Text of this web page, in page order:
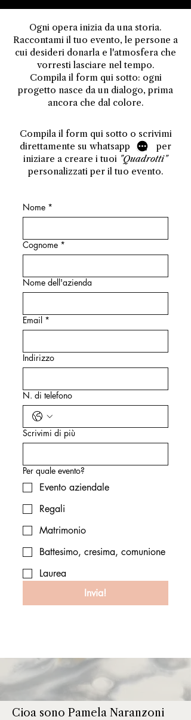
Ogni opera inizia da una storia.
Raccontami il tuo evento, le persone a
cui desideri donarla e l'atmosfera che
vorresti lasciare nel tempo.
Compila il form qui sotto: ogni
progetto nasce da un dialogo, prima
ancora che dal colore.
Compila il form qui sotto o scrivimi
direttamente su whatsapp per
iniziare a creare i tuoi "Quadrotti"
personalizzati per il tuo evento.
Nome *
Cognome *
Nome dell'azienda
Email *
Indirizzo
N. di telefono
Scrivimi di più
Per quale evento?
Evento aziendale
Regali
Matrimonio
Battesimo, cresima, comunione
Laurea
Invia!
Cioa sono Pamela Naranzoni